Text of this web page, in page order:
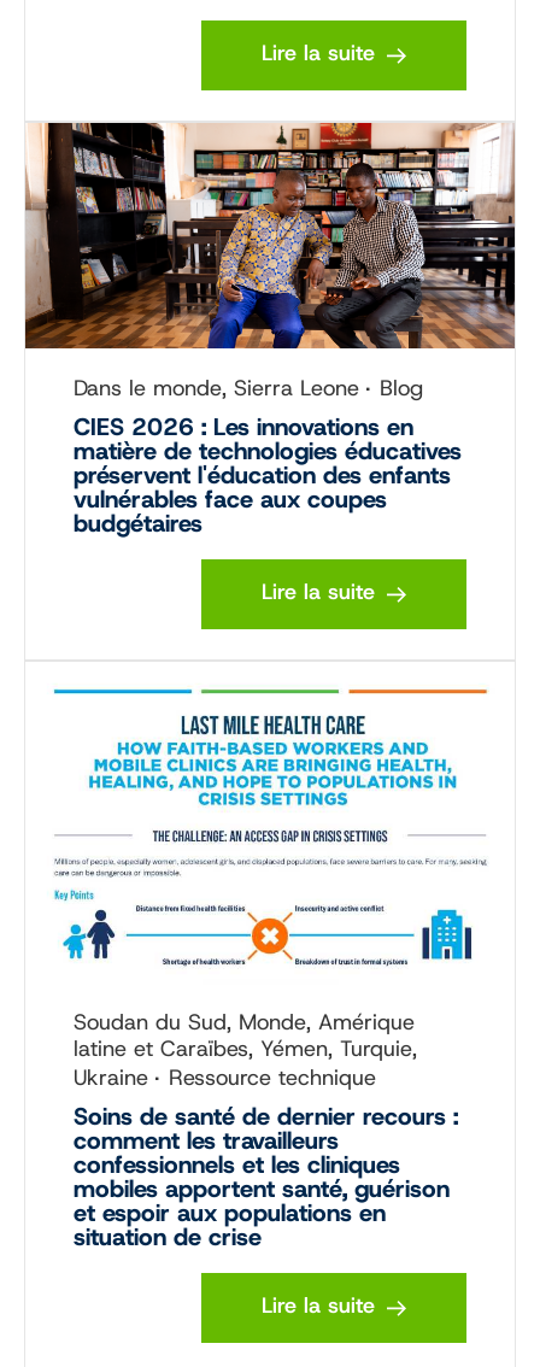
Lire la suite
Dans le monde, Sierra Leone Blog
CIES 2026 : Les innovations en
matière de technologies éducatives
préservent l'éducation des enfants
vulnérables face aux coupes
budgétaires
Lire la suite
Soudan du Sud, Monde, Amérique
latine et Caraïbes, Yémen, Turquie,
Ukraine
Ressource technique
Soins de santé de dernier recours :
comment les travailleurs
confessionnels et les cliniques
mobiles apportent santé, guérison
et espoir aux populations en
situation de crise
Lire la suite